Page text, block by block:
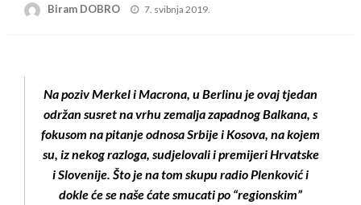
Biram DOBRO
Posted
7. svibnja 2019.
Na poziv Merkel i Macrona, u Berlinu je ovaj tjedan
održan susret na vrhu zemalja zapadnog Balkana, s
fokusom na pitanje odnosa Srbije i Kosova, na kojem
su, iz nekog razloga, sudjelovali i premijeri Hrvatske
i Slovenije. Što je na tom skupu radio Plenković i
dokle će se naše ćate smucati po “regionskim”